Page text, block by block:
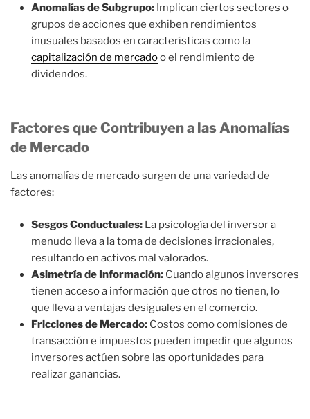
Anomalías de Subgrupo: Implican ciertos sectores o
grupos de acciones que exhiben rendimientos
inusuales basados en características como la
capitalización de mercadoo el rendimiento de
dividendos.
Factores que Contribuyen a las Anomalías
de Mercado
Las anomalías de mercado surgen de una variedad de
factores:
Sesgos Conductuales: La psicología del inversor a
menudo lleva a la toma de decisiones irracionales,
resultando en activos mal valorados.
Asimetría de Información: Cuando algunos inversores
tienen acceso a información que otros no tienen, lo
que lleva a ventajas desiguales en el comercio.
Fricciones de Mercado: Costos como comisiones de
transacción e impuestos pueden impedir que algunos
inversores actúen sobre las oportunidades para
realizar ganancias.